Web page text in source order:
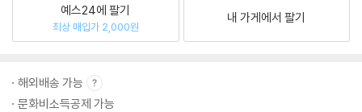
예스24에 팔기
최상 매입가 2,000원
내 가게에서 팔기
해외배송 가능
문화비소득공제 가능